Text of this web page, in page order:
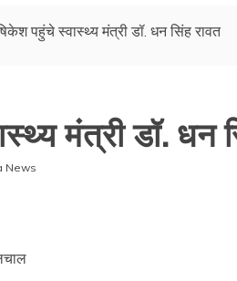
पहुंचे स्वास्थ्य मंत्री डॉ. धन सिंह रावत
मंत्री डॉ. धन
News